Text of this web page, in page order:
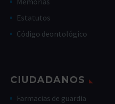
Estatutos
Código deontológico
CIUDADANOS
Farmacias de guardia